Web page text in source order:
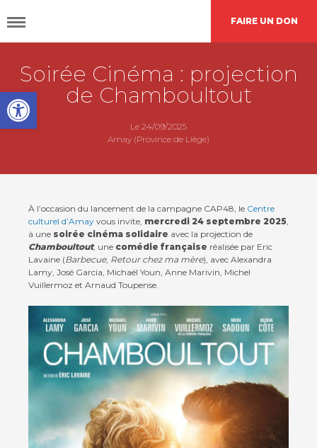
FAIRE UN DON
DÉCOUVRIR CAP48
AVEC NOUS
Demande de financement
L’agenda CAP48
Contact
Soirée Cinéma : projection
de Chamboultout
Le 24/09/2025
Amay (Province de Liège)
À l’occasion du lancement de la campagne CAP48, le Centre
culturel d’Amay vous invite, mercredi 24 septembre 2025,
à une soirée cinéma solidaire avec la projection de
Chamboultout, une comédie française réalisée par Eric
Lavaine (Barbecue, Retour chez ma mère), avec Alexandra
Lamy, José Garcia, Michaël Youn, Anne Marivin, Michel
Vuillermoz et Arnaud Toupense.
Open toolbar